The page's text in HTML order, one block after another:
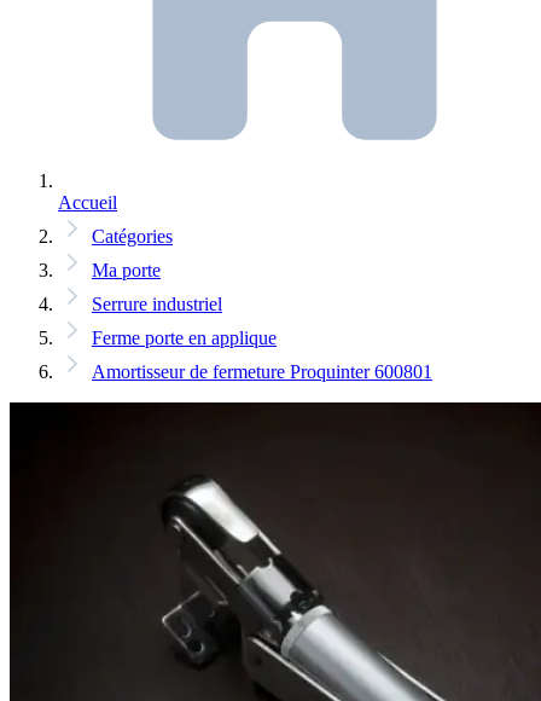
Accueil
Catégories
Ma porte
Serrure industriel
Ferme porte en applique
Amortisseur de fermeture Proquinter 600801